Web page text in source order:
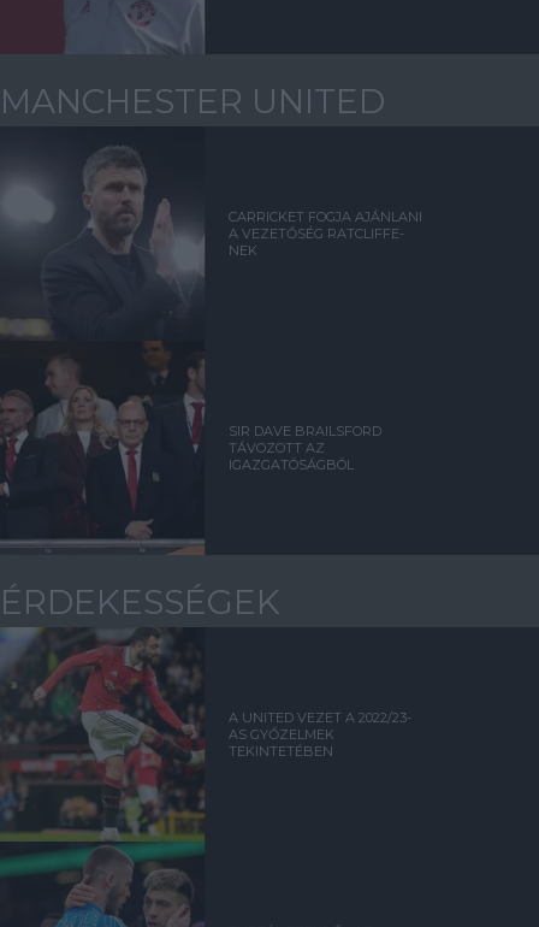
MANCHESTER UNITED
CARRICKET FOGJA AJÁNLANI
A VEZETŐSÉG RATCLIFFE-
NEK
SIR DAVE BRAILSFORD
TÁVOZOTT AZ
IGAZGATÓSÁGBÓL
ÉRDEKESSÉGEK
A UNITED VEZET A 2022/23-
AS GYŐZELMEK
TEKINTETÉBEN